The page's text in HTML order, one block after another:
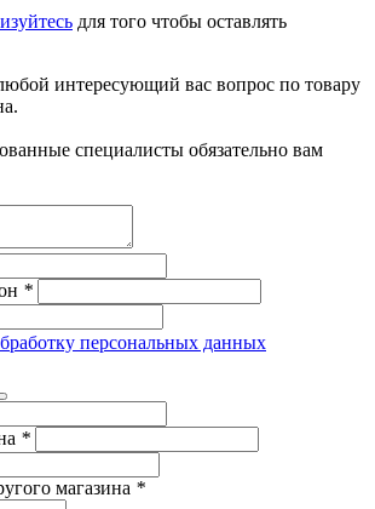
для того чтобы оставлять
интересующий вас вопрос по товару
специалисты обязательно вам
*
персональных данных
*
магазина *